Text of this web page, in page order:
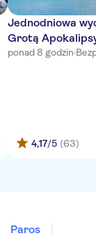
Jednodniowa
Grotą
ponad 8 godzin·
4,17/5 (63)
Paros